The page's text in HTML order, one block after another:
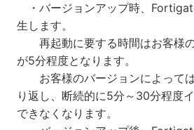
・バージョンアップ時、
生します。
再起動に要する時間はお客様
が5分程度となります。
お客様のバージョンによって
り返し、断続的に5分～30分程度
できなくなります。